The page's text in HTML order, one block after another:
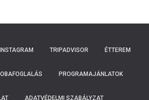
INSTAGRAM TRIPADVISOR ÉTTEREM
PROGRAMAJÁNLATOK
ADATVÉDELMI SZABÁLYZAT